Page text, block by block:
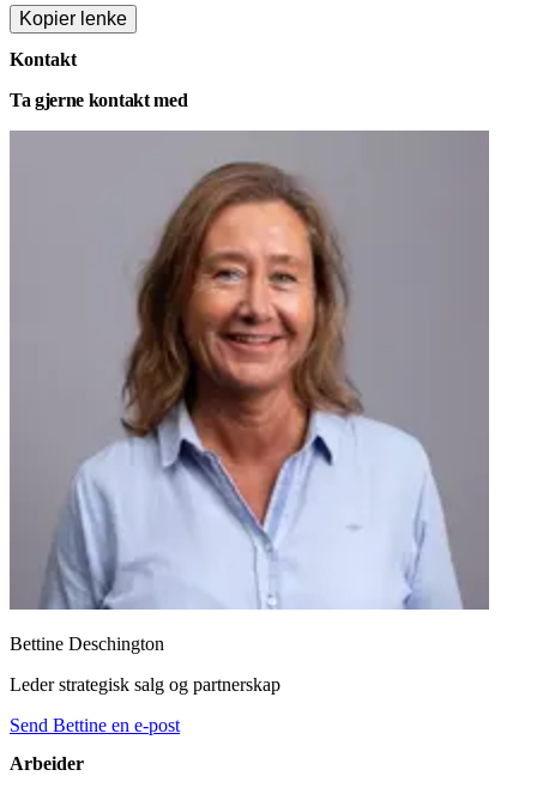
Kopier lenke
Kontakt
Ta gjerne kontakt med
Bettine Deschington
Leder strategisk salg og partnerskap
Send Bettine en e-post
Arbeider